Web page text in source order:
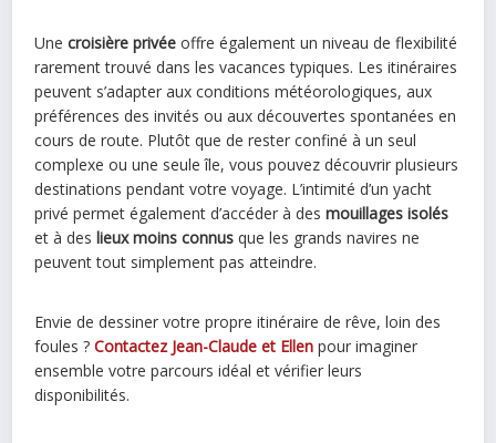
Unecroisière privée offre également un niveau de flexibilité
rarement trouvé dans les vacances typiques. Les itinéraires
peuvent s’adapter aux conditions météorologiques, aux
préférences des invités ou aux découvertes spontanées en
cours de route. Plutôt que de rester confiné à un seul
complexe ou une seule île, vous pouvez découvrir plusieurs
destinations pendant votre voyage. L’intimité d’un yacht
privé permet également d’accéder à desmouillages isolés
et à des lieux moins connus que les grands navires ne
peuvent tout simplement pas atteindre.
Envie de dessiner votre propre itinéraire de rêve, loin des
foules ?Contactez Jean-Claude et Ellen pour imaginer
ensemble votre parcours idéal et vérifier leurs
disponibilités.